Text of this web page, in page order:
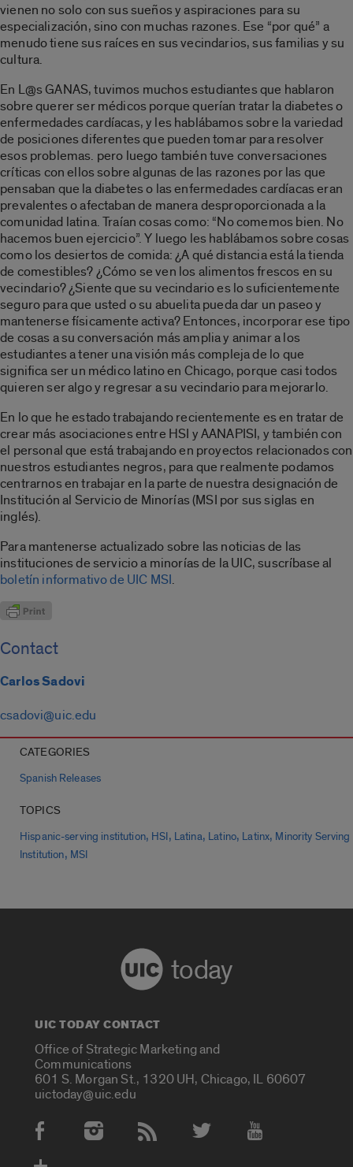
vienen no solo con sus sueños y aspiraciones para su
especialización, sino con muchas razones. Ese “por qué” a
menudo tiene sus raíces en sus vecindarios, sus familias y su
cultura.
En L@s GANAS, tuvimos muchos estudiantes que hablaron
sobre querer ser médicos porque querían tratar la diabetes o
enfermedades cardíacas, y les hablábamos sobre la variedad
de posiciones diferentes que pueden tomar para resolver
esos problemas. pero luego también tuve conversaciones
críticas con ellos sobre algunas de las razones por las que
pensaban que la diabetes o las enfermedades cardíacas eran
prevalentes o afectaban de manera desproporcionada a la
comunidad latina. Traían cosas como: “No comemos bien. No
hacemos buen ejercicio”. Y luego les hablábamos sobre cosas
como los desiertos de comida: ¿A qué distancia está la tienda
de comestibles? ¿Cómo se ven los alimentos frescos en su
vecindario? ¿Siente que su vecindario es lo suficientemente
seguro para que usted o su abuelita pueda dar un paseo y
mantenerse físicamente activa? Entonces, incorporar ese tipo
de cosas a su conversación más amplia y animar a los
estudiantes a tener una visión más compleja de lo que
significa ser un médico latino en Chicago, porque casi todos
quieren ser algo y regresar a su vecindario para mejorarlo.
En lo que he estado trabajando recientemente es en tratar de
crear más asociaciones entre HSI y AANAPISI, y también con
el personal que está trabajando en proyectos relacionados con
nuestros estudiantes negros, para que realmente podamos
centrarnos en trabajar en la parte de nuestra designación de
Institución al Servicio de Minorías (MSI por sus siglas en
inglés).
Para mantenerse actualizado sobre las noticias de las
instituciones de servicio a minorías de la UIC, suscríbase al
boletín informativo de UIC MSI.
Contact
Carlos Sadovi
csadovi@uic.edu
CATEGORIES
Spanish Releases
TOPICS
Hispanic-serving institution, HSI , Latina, Latino, Latinx, Minority Serving
Institution, MSI
today
UIC TODAY CONTACT
Office of Strategic Marketing and
Communications
601 S. Morgan St., 1320 UH, Chicago, IL 60607
uictoday@uic.edu
Social Media Accounts